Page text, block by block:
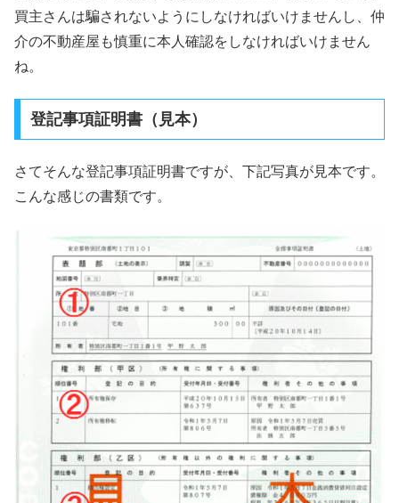
買主さんは騙されないようにしなければいけませんし、仲
介の不動産屋も慎重に本人確認をしなければいけません
ね。
登記事項証明書（見本）
さてそんな登記事項証明書ですが、下記写真が見本です。
こんな感じの書類です。